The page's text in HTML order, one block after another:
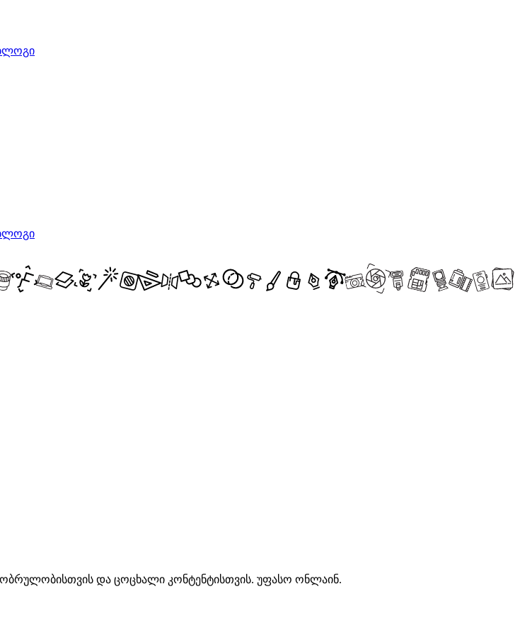
და ცოცხალი კონტენტისთვის. უფასო ონლაინ.